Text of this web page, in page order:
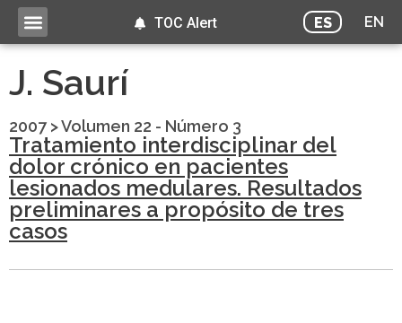
ES EN
TOC Alert
J. Saurí
2007 >Volumen 22 - Número 3
Tratamiento interdisciplinar del
dolor crónico en pacientes
lesionados medulares. Resultados
preliminares a propósito de tres
casos